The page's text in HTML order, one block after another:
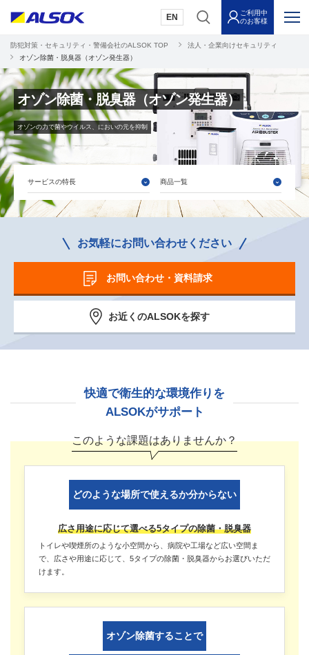
EN
ご利用中
のお客様
防犯対策・セキュリティ・警備会社のALSOK TOP
法人・企業向けセキュリティ
オゾン除菌・脱臭器（オゾン発生器）
オゾン除菌・脱臭器（オゾン発生器）
オゾンの力で菌やウイルス、においの元を抑制
サービスの特長 商品一覧
お気軽にお問い合わせください
お問い合わせ・資料請求
お近くのALSOKを探す
快適で衛生的な環境作りを
ALSOKがサポート
このような課題はありませんか？
どのような場所で使えるか分からない
広さ用途に応じて選べる5タイプの除菌・脱臭器
トイレや喫煙所のような小空間から、病院や工場など広い空間ま
で、広さや用途に応じて、5タイプの除菌・脱臭器からお選びいただ
けます。
オゾン除菌することで